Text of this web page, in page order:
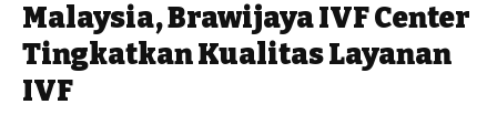
Malaysia, Brawijaya IVF Center
Tingkatkan Kualitas Layanan
IVF